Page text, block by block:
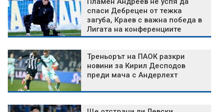
спаси Дебрецен от тежка
загуба, Краев с важна победа в
Лигата на конференциите
Треньорът на ПАОК разкри
новини за Кирил Десподов
преди мача с Андерлехт